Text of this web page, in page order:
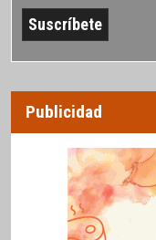
Publicidad